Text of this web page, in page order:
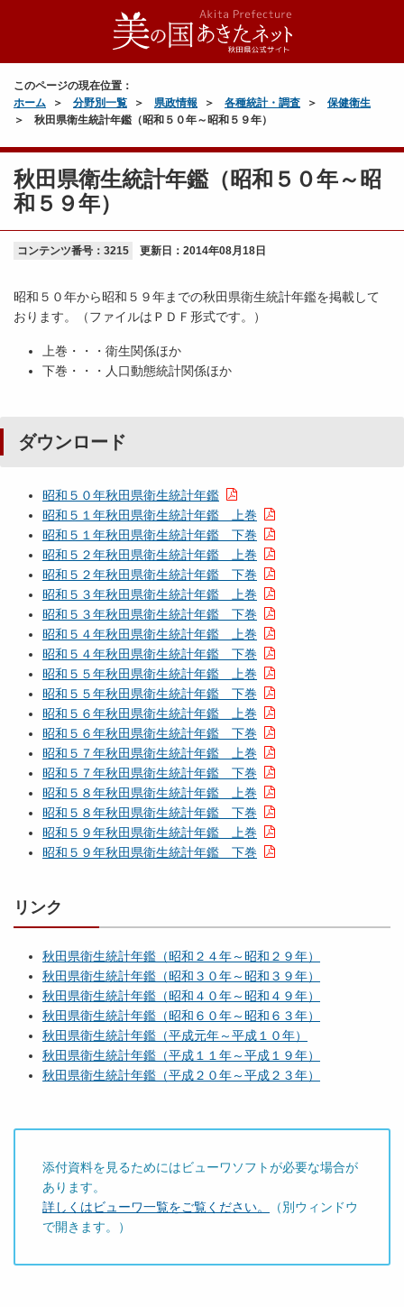
このページの現在位置：
ホーム
分野別一覧 県政情報 各種統計・調査
保健衛生
秋田県衛生統計年鑑（昭和５０年～昭和５９年）
秋田県衛生統計年鑑（昭和５０年～昭
和５９年）
コンテンツ番号：3215 更新日： 2014年08月18日
昭和５０年から昭和５９年までの秋田県衛生統計年鑑を掲載して
おります。（ファイルはＰＤＦ形式です。）
上巻・・・衛生関係ほか
下巻・・・人口動態統計関係ほか
ダウンロード
昭和５０年秋田県衛生統計年鑑
昭和５１年秋田県衛生統計年鑑 上巻
昭和５１年秋田県衛生統計年鑑 下巻
昭和５２年秋田県衛生統計年鑑 上巻
昭和５２年秋田県衛生統計年鑑 下巻
昭和５３年秋田県衛生統計年鑑 上巻
昭和５３年秋田県衛生統計年鑑 下巻
昭和５４年秋田県衛生統計年鑑 上巻
昭和５４年秋田県衛生統計年鑑 下巻
昭和５５年秋田県衛生統計年鑑 上巻
昭和５５年秋田県衛生統計年鑑 下巻
昭和５６年秋田県衛生統計年鑑 上巻
昭和５６年秋田県衛生統計年鑑 下巻
昭和５７年秋田県衛生統計年鑑 上巻
昭和５７年秋田県衛生統計年鑑 下巻
昭和５８年秋田県衛生統計年鑑 上巻
昭和５８年秋田県衛生統計年鑑 下巻
昭和５９年秋田県衛生統計年鑑 上巻
昭和５９年秋田県衛生統計年鑑 下巻
リンク
秋田県衛生統計年鑑（昭和２４年～昭和２９年）
秋田県衛生統計年鑑（昭和３０年～昭和３９年）
秋田県衛生統計年鑑（昭和４０年～昭和４９年）
秋田県衛生統計年鑑（昭和６０年～昭和６３年）
秋田県衛生統計年鑑（平成元年～平成１０年）
秋田県衛生統計年鑑（平成１１年～平成１９年）
秋田県衛生統計年鑑（平成２０年～平成２３年）
添付資料を見るためにはビューワソフトが必要な場合が
あります。
詳しくはビューワ一覧をご覧ください。
（別ウィンドウ
で開きます。）